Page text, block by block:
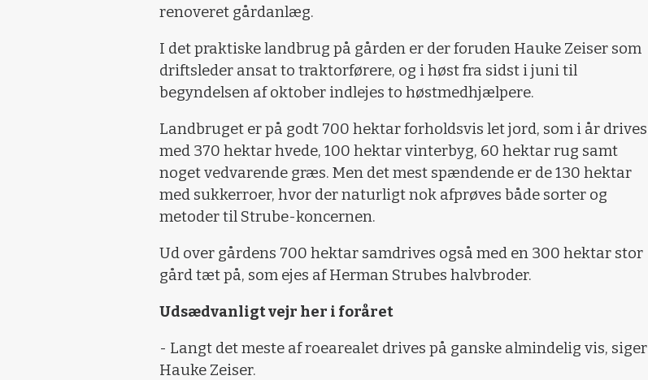
renoveret gårdanlæg.
I det praktiske landbrug på gården er der foruden Hauke Zeiser som
driftsleder ansat to traktorførere, og i høst fra sidst i juni til
begyndelsen af oktober indlejes to høstmedhjælpere.
Landbruget er på godt 700 hektar forholdsvis let jord, som i år drives
med 370 hektar hvede, 100 hektar vinterbyg, 60 hektar rug samt
noget vedvarende græs. Men det mest spændende er de 130 hektar
med sukkerroer, hvor der naturligt nok afprøves både sorter og
metoder til Strube-koncernen.
Ud over gårdens 700 hektar samdrives også med en 300 hektar stor
gård tæt på, som ejes af Herman Strubes halvbroder.
Udsædvanligt vejr her i foråret
- Langt det meste af roearealet drives på ganske almindelig vis, siger
Hauke Zeiser.